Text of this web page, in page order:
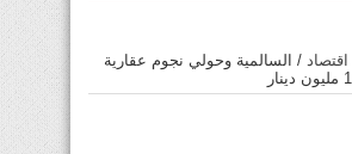
اقتصاد / السالمية وحولي نجوم عقارية